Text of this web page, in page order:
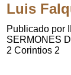
Luis
Publicado por
SERMONES
2 Corintios 2